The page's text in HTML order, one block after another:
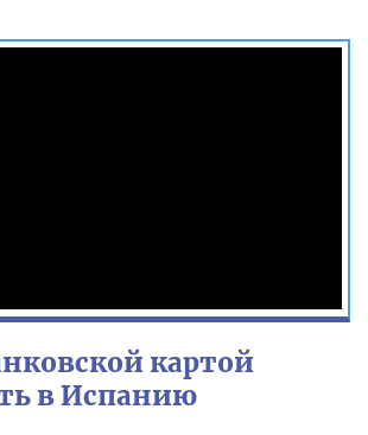
картой
в Испанию